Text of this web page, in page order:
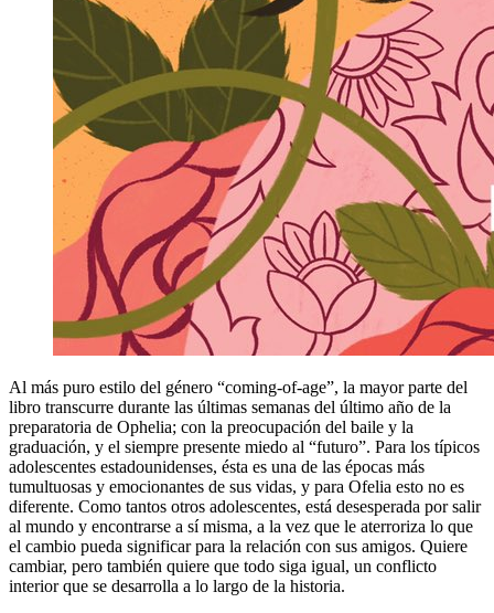
Al más puro estilo del género “coming-of-age”, la mayor parte del
libro transcurre durante las últimas semanas del último año de la
preparatoria de Ophelia; con la preocupación del baile y la
graduación, y el siempre presente miedo al “futuro”. Para los típicos
adolescentes estadounidenses, ésta es una de las épocas más
tumultuosas y emocionantes de sus vidas, y para Ofelia esto no es
diferente. Como tantos otros adolescentes, está desesperada por salir
al mundo y encontrarse a sí misma, a la vez que le aterroriza lo que
el cambio pueda significar para la relación con sus amigos. Quiere
cambiar, pero también quiere que todo siga igual, un conflicto
interior que se desarrolla a lo largo de la historia.